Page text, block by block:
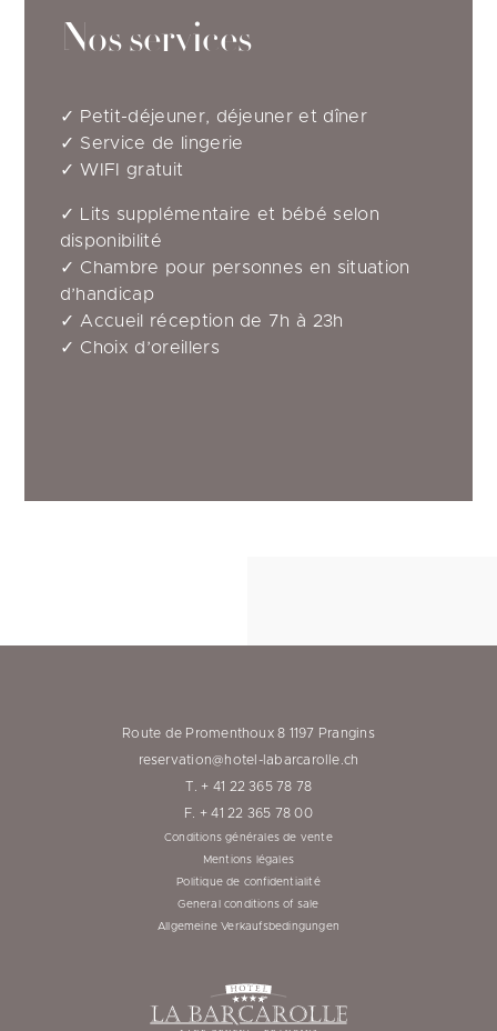
Nos services
✓ Petit-déjeuner, déjeuner et dîner
✓ Service de lingerie
✓ WIFI gratuit
✓ Lits supplémentaire et bébé selon
disponibilité
✓ Chambre pour personnes en situation
d’handicap
✓ Accueil réception de 7h à 23h
✓ Choix d’oreillers
Route de Promenthoux 8 1197 Prangins
reservation@hotel-labarcarolle.ch
T. + 41 22 365 78 78
F. + 41 22 365 78 00
Conditions générales de vente
Mentions légales
Politique de confidentialité
General conditions of sale
Allgemeine Verkaufsbedingungen